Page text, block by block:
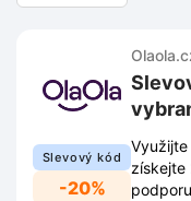
Slevový kód
-20%
získejte